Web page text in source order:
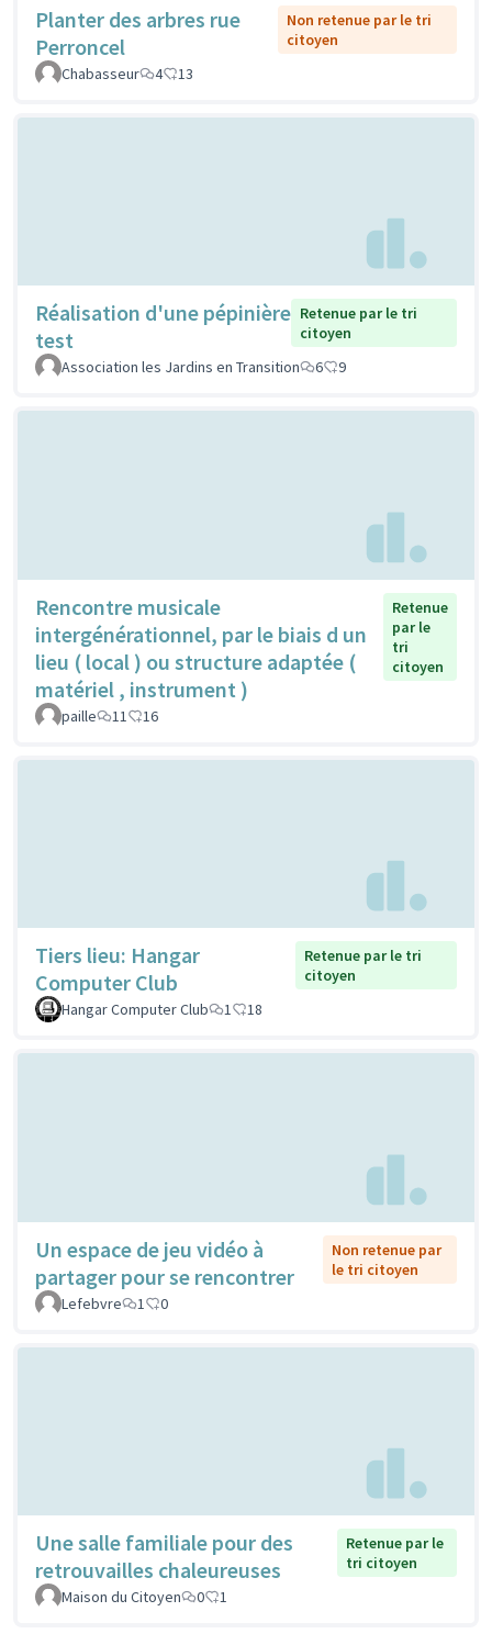
Planter des arbres rue
Perroncel
Non retenue par le tri
citoyen
Chabasseur
4 13
Réalisation d'une pépinière
test
Retenue par le tri
citoyen
Association les Jardins en Transition
6 9
Rencontre musicale
intergénérationnel, par le biais d un
lieu ( local ) ou structure adaptée (
matériel , instrument )
Retenue
par le
tri
citoyen
paille 11 16
Tiers lieu: Hangar
Computer Club
Retenue par le tri
citoyen
Hangar Computer Club
1 18
Un espace de jeu vidéo à
partager pour se rencontrer
Non retenue par
le tri citoyen
Lefebvre
1 0
Une salle familiale pour des
retrouvailles chaleureuses
Retenue par le
tri citoyen
Maison du Citoyen
0 1